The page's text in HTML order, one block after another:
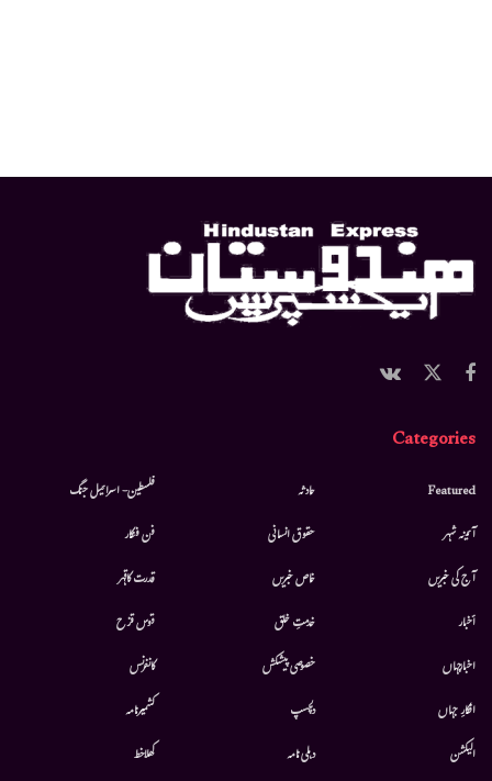
Categories
Featured
آئینہ شہر
آج کی خبریں
أخبار
اخبارجہاں
افکارِ جہاں
الیکشن
حادثہ
حقوق انسانی
خاص خبریں
خدمتِ خلق
خصوصی پیشکش
دلچسپ
دہلی نامہ
فلسطین- اسرائیل جنگ
فن فنکار
قدرت کاقہر
قوس قزح
کانفرنس
کشمیرنامہ
کھلاخط